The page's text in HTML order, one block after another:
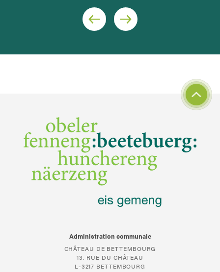
Administration communale
CHÂTEAU DE BETTEMBOURG
13, RUE DU CHÂTEAU
L-3217 BETTEMBOURG